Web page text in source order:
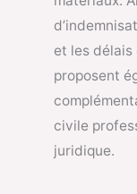
et les
proposent
civile
juridique.